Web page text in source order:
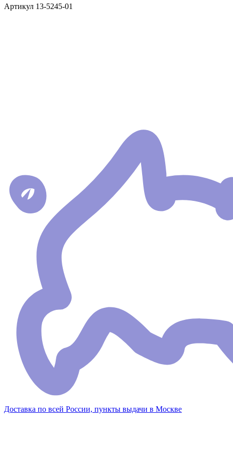
Артикул 13-5245-01
Доставка по всей России, пункты выдачи в Москве